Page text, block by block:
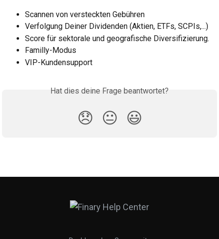
Scannen von versteckten Gebühren
Verfolgung Deiner Dividenden (Aktien, ETFs, SCPIs,...)
Score für sektorale und geografische Diversifizierung.
Familly-Modus
VIP-Kundensupport
Hat dies deine Frage beantwortet?
😞 😐 😃